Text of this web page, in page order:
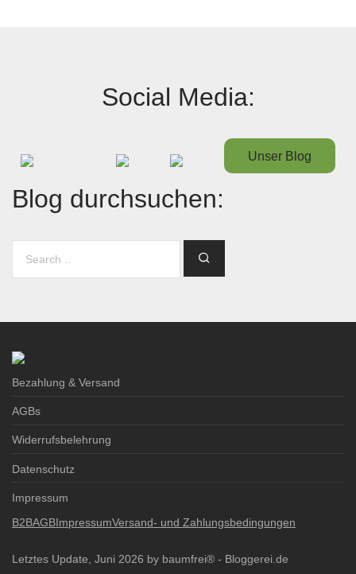
Social Media:
Unser Blog
Blog durchsuchen:
Bezahlung & Versand
AGBs
Widerrufsbelehrung
Datenschutz
Impressum
B2BAGBImpressumVersand- und Zahlungsbedingungen
Letztes Update, Juni 2026 by baumfrei® - Bloggerei.de